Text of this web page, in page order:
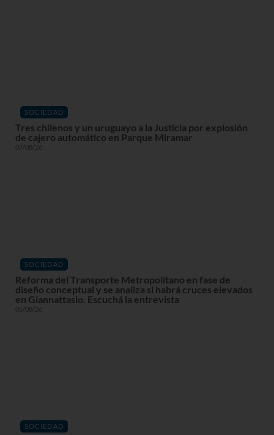
SOCIEDAD
Tres chilenos y un uruguayo a la Justicia por explosión
de cajero automático en Parque Miramar
07/08/26
SOCIEDAD
Reforma del Transporte Metropolitano en fase de
diseño conceptual y se analiza si habrá cruces elevados
en Giannattasio. Escuchá la entrevista
05/08/26
SOCIEDAD